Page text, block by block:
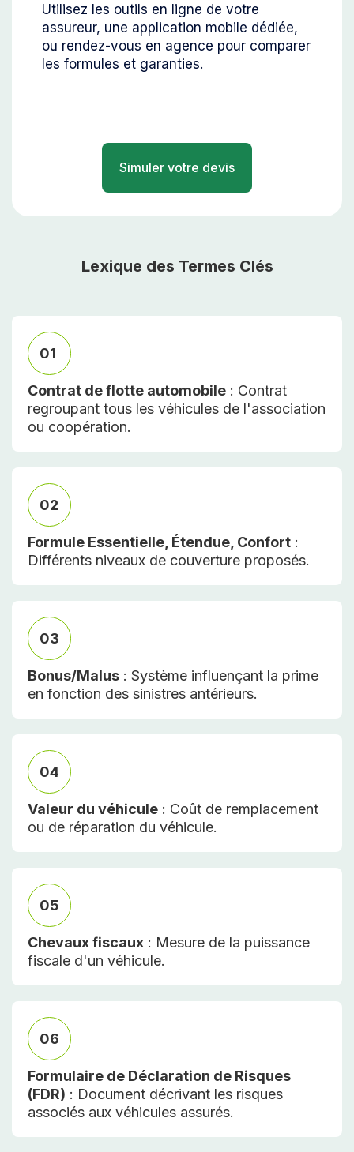
Utilisez les outils en ligne de votre
assureur, une application mobile dédiée,
ou rendez-vous en agence pour comparer
les formules et garanties.
Simuler votre devis
Lexique des Termes Clés
01
Contrat de flotte automobile : Contrat
regroupant tous les véhicules de l'association
ou coopération.
02
Formule Essentielle, Étendue, Confort :
Différents niveaux de couverture proposés.
03
Bonus/Malus : Système influençant la prime
en fonction des sinistres antérieurs.
04
Valeur du véhicule : Coût de remplacement
ou de réparation du véhicule.
05
Chevaux fiscaux : Mesure de la puissance
fiscale d'un véhicule.
06
Formulaire de Déclaration de Risques
(FDR) : Document décrivant les risques
associés aux véhicules assurés.